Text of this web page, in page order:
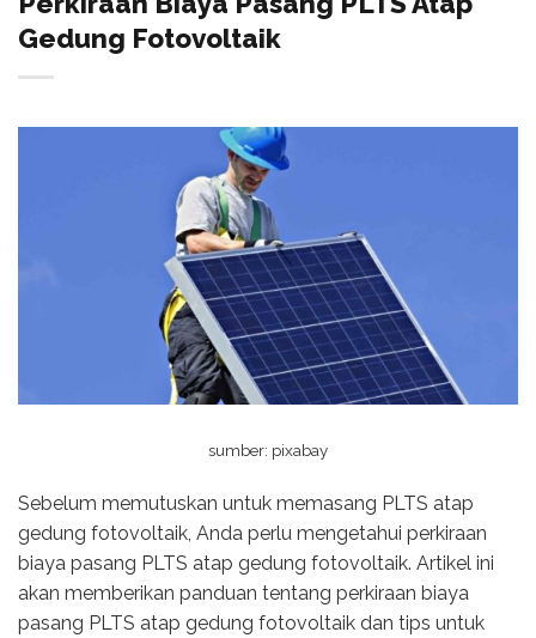
Gedung Fotovoltaik
sumber: pixabay
Sebelum memutuskan untuk memasang PLTS atap
gedung fotovoltaik, Anda perlu mengetahui perkiraan
biaya pasang PLTS atap gedung fotovoltaik. Artikel ini
akan memberikan panduan tentang perkiraan biaya
pasang PLTS atap gedung fotovoltaik dan tips untuk